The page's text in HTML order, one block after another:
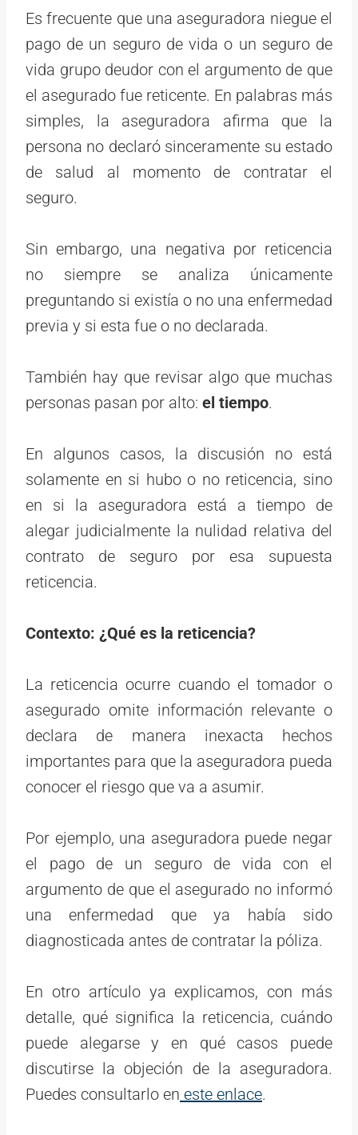
Es frecuente que una aseguradora niegue el
pago de un seguro de vida o un seguro de
vida grupo deudor con el argumento de que
el asegurado fue reticente. En palabras más
simples, la aseguradora afirma que la
persona no declaró sinceramente su estado
de salud al momento de contratar el
seguro.
Sin embargo, una negativa por reticencia
no siempre se analiza únicamente
preguntando si existía o no una enfermedad
previa y si esta fue o no declarada.
También hay que revisar algo que muchas
personas pasan por alto: el tiempo.
En algunos casos, la discusión no está
solamente en si hubo o no reticencia, sino
en si la aseguradora está a tiempo de
alegar judicialmente la nulidad relativa del
contrato de seguro por esa supuesta
reticencia.
Contexto: ¿Qué es la reticencia?
La reticencia ocurre cuando el tomador o
asegurado omite información relevante o
declara de manera inexacta hechos
importantes para que la aseguradora pueda
conocer el riesgo que va a asumir.
Por ejemplo, una aseguradora puede negar
el pago de un seguro de vida con el
argumento de que el asegurado no informó
una enfermedad que ya había sido
diagnosticada antes de contratar la póliza.
En otro artículo ya explicamos, con más
detalle, qué significa la reticencia, cuándo
puede alegarse y en qué casos puede
discutirse la objeción de la aseguradora.
Puedes consultarlo en este enlace.